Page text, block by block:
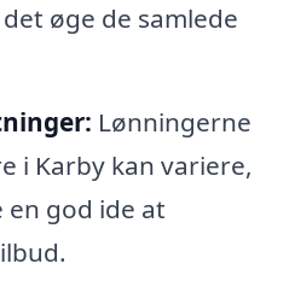
øge de samlede
Lønningerne
i Karby kan variere,
god ide at